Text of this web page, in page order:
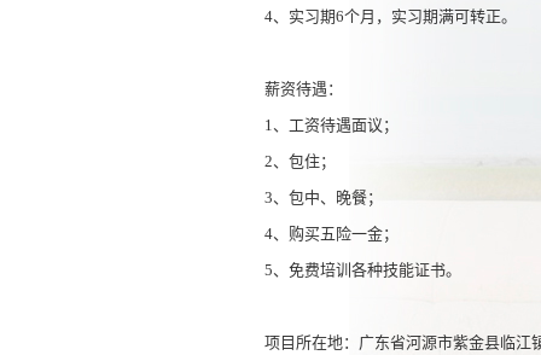
4、实习期6个月，实习期满可转正。
薪资待遇：
1、工资待遇面议；
2、包住；
3、包中、晚餐；
4、购买五险一金；
5、免费培训各种技能证书。
项目所在地：广东省河源市紫金县临江